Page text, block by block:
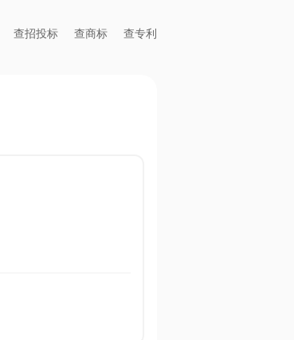
查招投标 查商标 查专利